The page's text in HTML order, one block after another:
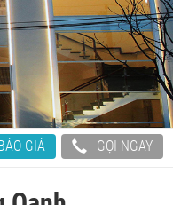
GIÁ GỌI NGAY